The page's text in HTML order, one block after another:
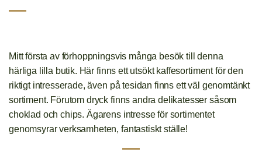
Mitt första av förhoppningsvis många besök till denna
härliga lilla butik. Här finns ett utsökt kaffesortiment för den
riktigt intresserade, även på tesidan finns ett väl genomtänkt
sortiment. Förutom dryck finns andra delikatesser såsom
choklad och chips. Ägarens intresse för sortimentet
genomsyrar verksamheten, fantastiskt ställe!